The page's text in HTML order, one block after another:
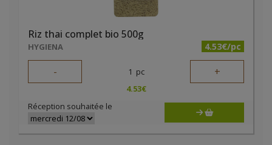
Riz thai complet bio 500g
HYGIENA 4.53€/pc
- 1 pc +
4.53€
Réception souhaitée le